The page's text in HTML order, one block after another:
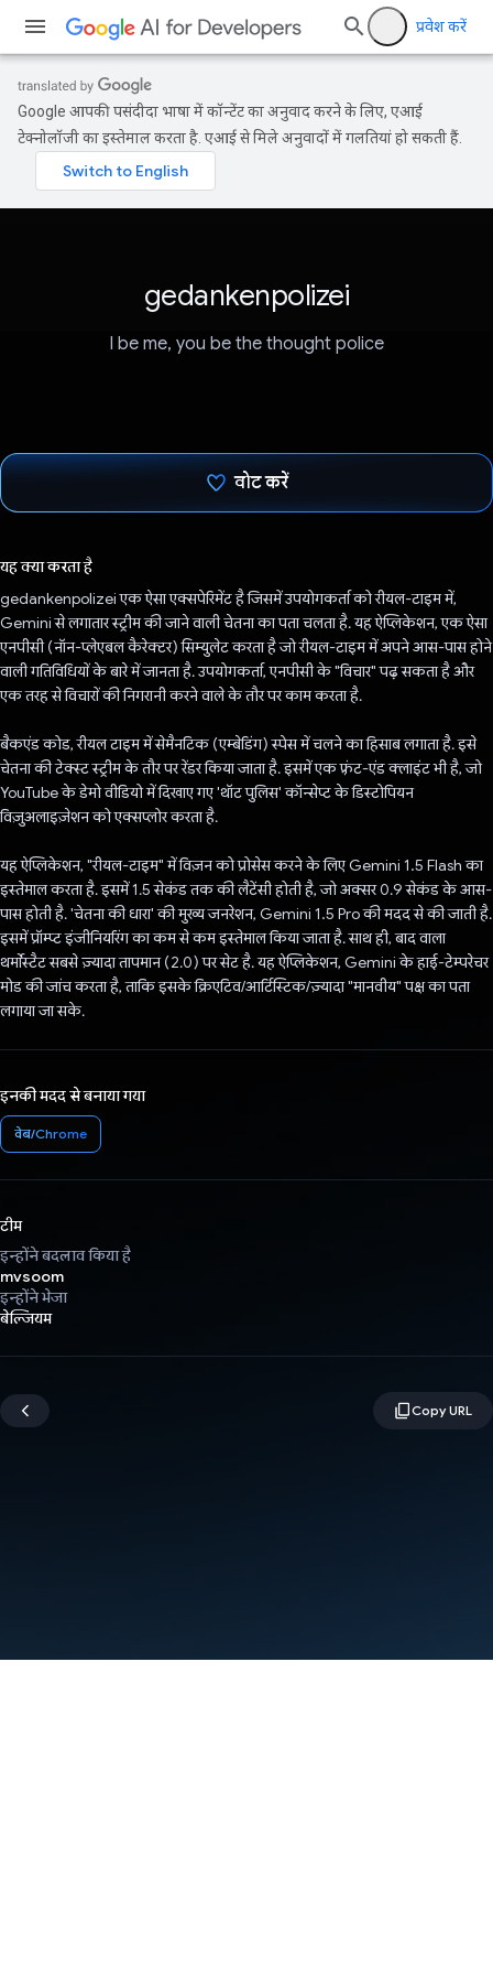
प्रवेश करें
Google आपकी पसंदीदा भाषा में कॉन्टेंट का अनुवाद करने के लिए, एआई
टेक्नोलॉजी का इस्तेमाल करता है. एआई से मिले अनुवादों में गलतियां हो सकती हैं.
gedankenpolizei
I be me, you be the thought police
वोट करें
यह क्या करता है
gedankenpolizei एक ऐसा एक्सपेरिमेंट है जिसमें उपयोगकर्ता को रीयल-टाइम में,
Gemini से लगातार स्ट्रीम की जाने वाली चेतना का पता चलता है. यह ऐप्लिकेशन, एक ऐसा
एनपीसी (नॉन-प्लेएबल कैरेक्टर) सिम्युलेट करता है जो रीयल-टाइम में अपने आस-पास होने
वाली गतिविधियों के बारे में जानता है. उपयोगकर्ता, एनपीसी के "विचार" पढ़ सकता है और
एक तरह से विचारों की निगरानी करने वाले के तौर पर काम करता है.
बैकएंड कोड, रीयल टाइम में सेमैनटिक (एम्बेडिंग) स्पेस में चलने का हिसाब लगाता है. इसे
चेतना की टेक्स्ट स्ट्रीम के तौर पर रेंडर किया जाता है. इसमें एक फ़्रंट-एंड क्लाइंट भी है, जो
YouTube के डेमो वीडियो में दिखाए गए 'थॉट पुलिस' कॉन्सेप्ट के डिस्टोपियन
विज़ुअलाइज़ेशन को एक्सप्लोर करता है.
यह ऐप्लिकेशन, "रीयल-टाइम" में विज़न को प्रोसेस करने के लिए Gemini 1.5 Flash का
इस्तेमाल करता है. इसमें 1.5 सेकंड तक की लैटेंसी होती है, जो अक्सर 0.9 सेकंड के आस-
पास होती है. 'चेतना की धारा' की मुख्य जनरेशन, Gemini 1.5 Pro की मदद से की जाती है.
इसमें प्रॉम्प्ट इंजीनियरिंग का कम से कम इस्तेमाल किया जाता है. साथ ही, बाद वाला
थर्मोस्टैट सबसे ज़्यादा तापमान (2.0) पर सेट है. यह ऐप्लिकेशन, Gemini के हाई-टेम्परेचर
मोड की जांच करता है, ताकि इसके क्रिएटिव/आर्टिस्टिक/ज़्यादा "मानवीय" पक्ष का पता
लगाया जा सके.
इनकी मदद से बनाया गया
वेब/Chrome
टीम
इन्होंने बदलाव किया है
mvsoom
इन्होंने भेजा
बेल्जियम